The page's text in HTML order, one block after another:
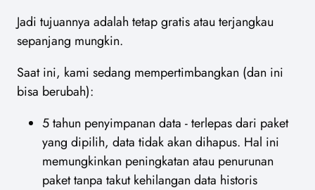
Jadi tujuannya adalah tetap gratis atau terjangkau
sepanjang mungkin.
Saat ini, kami sedang mempertimbangkan (dan ini
bisa berubah):
5 tahun penyimpanan data - terlepas dari paket
yang dipilih, data tidak akan dihapus. Hal ini
memungkinkan peningkatan atau penurunan
paket tanpa takut kehilangan data historis